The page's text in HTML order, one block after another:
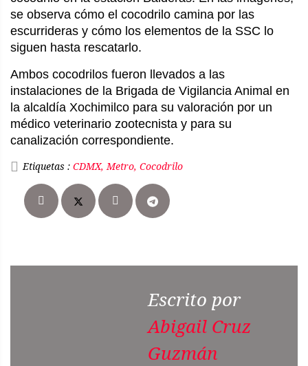
se observa cómo el cocodrilo camina por las
escurrideras y cómo los elementos de la SSC lo
siguen hasta rescatarlo.
Ambos cocodrilos fueron llevados a las
instalaciones de la Brigada de Vigilancia Animal en
la alcaldía Xochimilco para su valoración por un
médico veterinario zootecnista y para su
canalización correspondiente.
Etiquetas : CDMX, Metro, Cocodrilo
Escrito por
Abigail Cruz
Guzmán